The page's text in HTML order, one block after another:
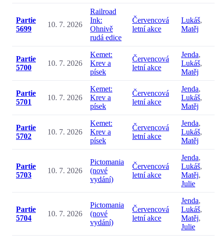
Partie
5699
10. 7. 2026
Railroad
Ink:
Ohnivě
rudá edice
Červencová
letní akce
Lukáš,
Matěj
Partie
5700
10. 7. 2026
Kemet:
Krev a
písek
Červencová
letní akce
Jenda,
Lukáš,
Matěj
Partie
5701
10. 7. 2026
Kemet:
Krev a
písek
Červencová
letní akce
Jenda,
Lukáš,
Matěj
Partie
5702
10. 7. 2026
Kemet:
Krev a
písek
Červencová
letní akce
Jenda,
Lukáš,
Matěj
Partie
5703
10. 7. 2026
Pictomania
(nové
vydání)
Červencová
letní akce
Jenda,
Lukáš,
Matěj,
Julie
Partie
5704
10. 7. 2026
Pictomania
(nové
vydání)
Červencová
letní akce
Jenda,
Lukáš,
Matěj,
Julie